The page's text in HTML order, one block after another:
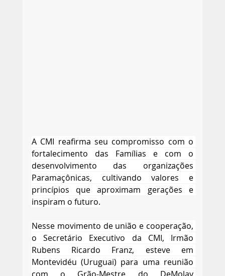
A CMI reafirma seu compromisso com o
fortalecimento das Famílias e com o
desenvolvimento das organizações
Paramaçônicas, cultivando valores e
princípios que aproximam gerações e
inspiram o futuro.
Nesse movimento de união e cooperação,
o Secretário Executivo da CMI, Irmão
Rubens Ricardo Franz, esteve em
Montevidéu (Uruguai) para uma reunião